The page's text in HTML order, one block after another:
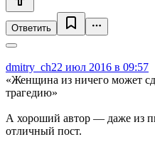
Ответить
dmitry_ch22 июл 2016 в 09:57
«Женщина из ничего может
трагедию»
А хороший автор — даже из
отличный пост.